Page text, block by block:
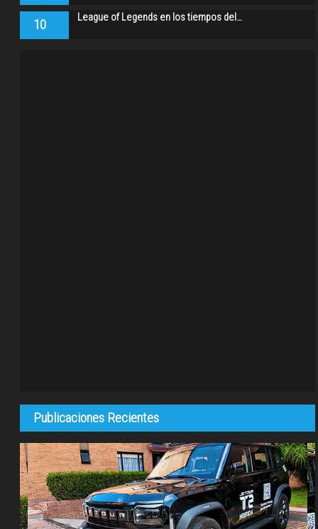
10 League of Legends en los tiempos del…
Publicaciones Recientes